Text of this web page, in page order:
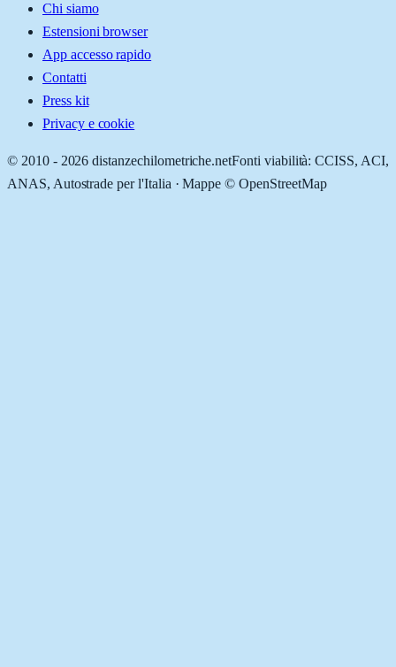
Chi siamo
Estensioni browser
App accesso rapido
Contatti
Press kit
Privacy e cookie
© 2010 - 2026 distanzechilometriche.netFonti viabilità: CCISS, ACI,
ANAS, Autostrade per l'Italia · Mappe © OpenStreetMap